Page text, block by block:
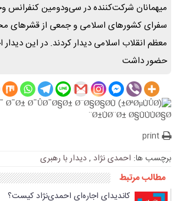
میهمانان شرکت‌کننده در سی‌ودومین کنفرانس
سفرای کشورهای اسلامی و جمعی از قشرهای
معظم انقلاب اسلامی دیدار کردند. در این دیدار
حضور داشت
print
برچسب ها: احمدی نژاد ,دیدار با رهبری
مطالب مرتبط
کاندیدای اجاره‌ای احمدی‌نژاد کیست؟